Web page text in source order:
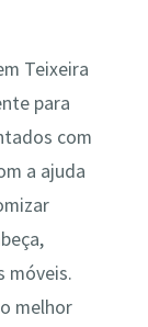
Teixeira
para
com
a ajuda
móveis.
melhor